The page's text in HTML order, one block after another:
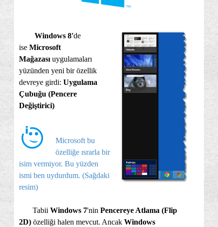
Windows 8'de
ise Microsoft
Mağazası uygulamaları
yüzünden yeni bir özellik
devreye girdi: Uygulama
Çubuğu (Pencere
Değiştirici)
Microsoft bu
özelliğe ısrarla bir
isim vermiyor. Bu yüzden
ismi ben uydurdum. (Sağdaki
resim)
Tabii Windows 7'nin Pencereye Atlama (Flip
2D) özelliği halen mevcut. Ancak Windows